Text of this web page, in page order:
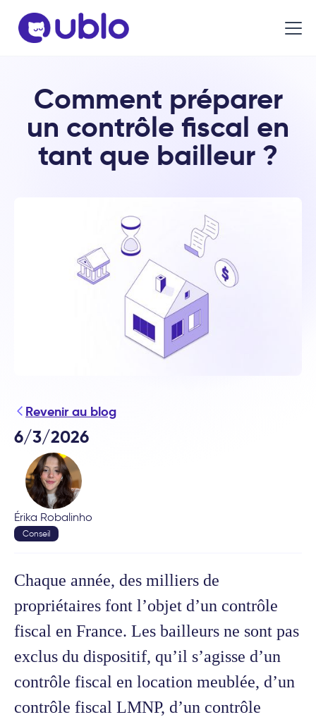
Comment préparer
un contrôle fiscal en
tant que bailleur ?
Revenir au blog
6/3/2026
Érika Robalinho
Conseil
Chaque année, des milliers de
propriétaires font l’objet d’un contrôle
fiscal en France. Les bailleurs ne sont pas
exclus du dispositif, qu’il s’agisse d’un
contrôle fiscal en location meublée, d’un
contrôle fiscal LMNP, d’un contrôle